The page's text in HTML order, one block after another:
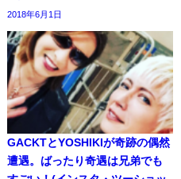
2018年6月1日
GACKTとYOSHIKIが奇跡の偶然
遭遇。ばったり奇遇は兄弟でも